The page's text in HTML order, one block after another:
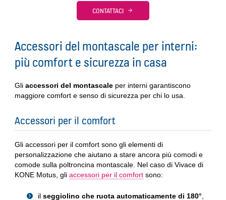
CONTATTACI
Accessori del montascale per interni:
più comfort e sicurezza in casa
Gli accessori del montascaleper interni garantiscono
maggiore comfort e senso di sicurezza per chi lo usa.
Accessori per il comfort
Gli accessori per il comfort sono gli elementi di
personalizzazione che aiutano a stare ancora più comodi e
comode sulla poltroncina montascale. Nel caso di Vivace di
KONE Motus, gli accessori per il comfortsono:
il seggiolino che ruota automaticamente di 180°